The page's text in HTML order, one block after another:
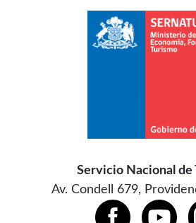
Servicio Nacional de
Av. Condell 679,